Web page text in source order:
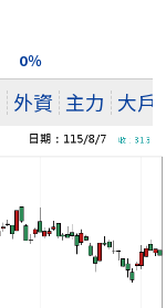
0％
外資 主力 大戶